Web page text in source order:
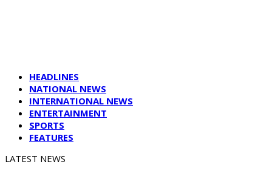
HEADLINES
NATIONAL NEWS
INTERNATIONAL NEWS
ENTERTAINMENT
SPORTS
FEATURES
LATEST NEWS